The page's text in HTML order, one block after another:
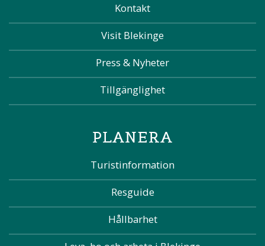
Kontakt
Visit Blekinge
Press & Nyheter
Tillgänglighet
PLANERA
Turistinformation
Resguide
Hållbarhet